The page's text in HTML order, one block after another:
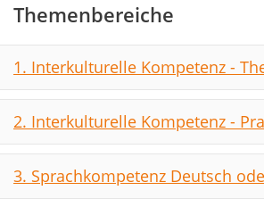
Themenbereiche
1. Interkulturelle Kompetenz -
2. Interkulturelle Kompetenz -
3. Sprachkompetenz Deutsch